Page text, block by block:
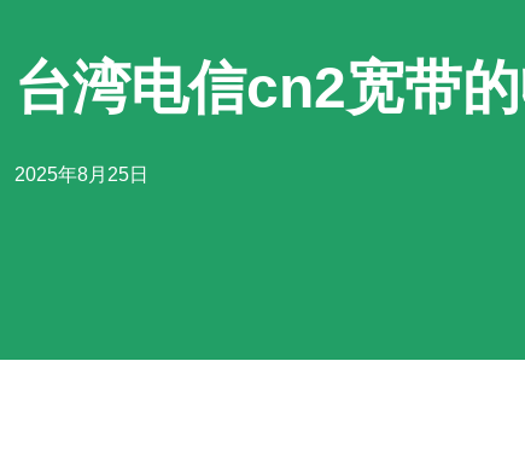
台湾电信cn2宽带
2025年8月25日